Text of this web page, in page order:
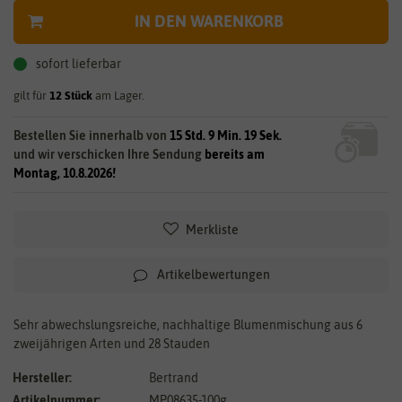
IN DEN WARENKORB
sofort lieferbar
gilt für 12 Stück am Lager.
Bestellen Sie innerhalb von 15 Std. 9 Min. 19 Sek.
und wir verschicken Ihre Sendung bereits am
Montag, 10.8.2026!
Merkliste
Artikelbewertungen
Sehr abwechslungsreiche, nachhaltige Blumenmischung aus 6
zweijährigen Arten und 28 Stauden
Hersteller:
Bertrand